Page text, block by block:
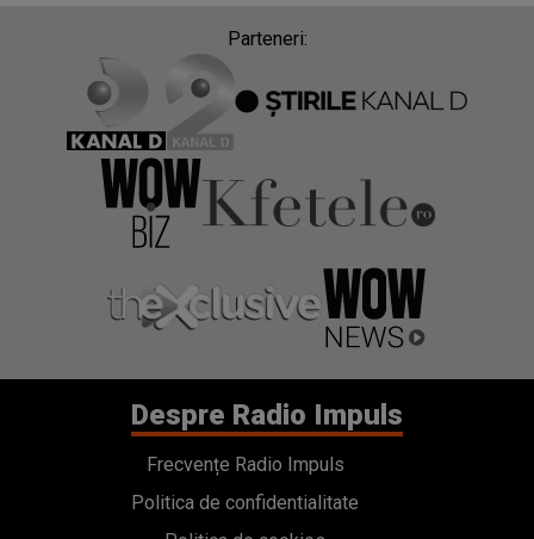
Parteneri:
Despre Radio Impuls
Frecvențe Radio Impuls
Politica de confidentialitate